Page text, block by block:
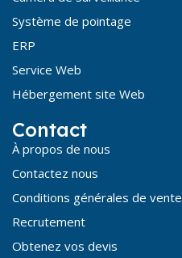
Système de pointage
ERP
Service Web
Hébergement site Web
Contact
À propos de nous
Contactez nous
Conditions générales de vente
Recrutement
Obtenez vos devis